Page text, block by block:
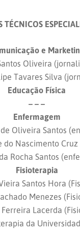
TÉCNICOS
e
Oliveira
Tavares Silva
Educação Física
– – –
Enfermagem
Oliveira Santos
do Nascimento
Rocha Santos
Fisioterapia
Santos Hora
Menezes
Lacerda
da